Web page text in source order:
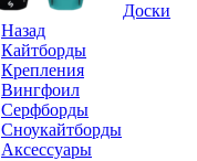
Доски
Назад
Кайтборды
Крепления
Вингфоил
Серфборды
Сноукайтборды
Аксессуары